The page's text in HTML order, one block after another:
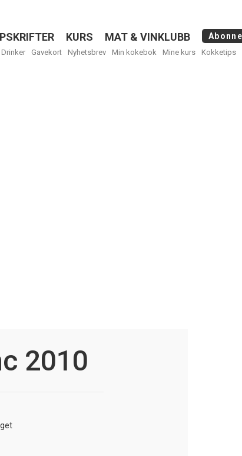
KURS MAT & VINKLUBB
Drinker Gavekort Nyhetsbrev Min kokebok Mine kurs Kokketips
2010